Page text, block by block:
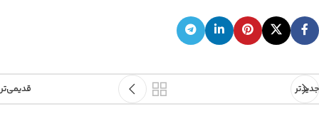
جدیدتر قدیمی‌تر